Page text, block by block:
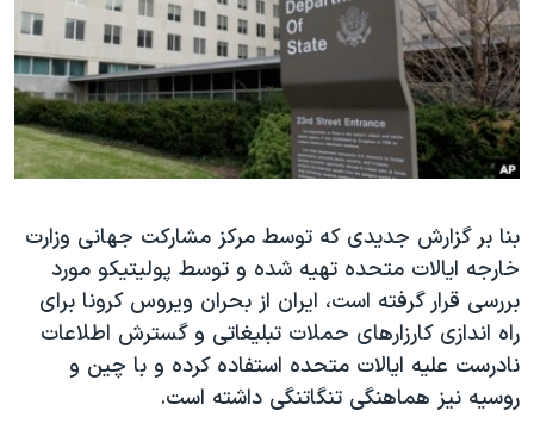
فرهنگ و زندگی
حقوق شهروندی
اقتصادی
علم و فناوری
گالری عکس
آرشیو پخش زنده
مستندها
انتخابات ریاست جمهوری آمریکا ۲۰۲۴
حمله جمهوری اسلامی به اسرائیل
رمز مهسا
اعتراضات زن، زندگی، آزادی
مجموعه مستندهای دادخواهی
تریبونال مردمی آبان ۹۸
دادگاه حمید نوری
چهل سال گروگان‌گیری
دنبال کنید
زبانهای مختلف
بنا بر گزارش جدیدی که توسط مرکز مشارکت جهانی وزارت
خارجه ایالات متحده تهیه شده و توسط پولیتیکو مورد
بررسی قرار گرفته است، ایران از بحران ویروس کرونا برای
راه اندازی کارزارهای حملات تبلیغاتی و گسترش اطلاعات
نادرست علیه ایالات متحده استفاده کرده و با چین و
روسیه نیز هماهنگی تنگاتنگی داشته است.